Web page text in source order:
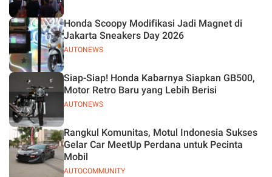
AUTONEWS
Honda Scoopy Modifikasi Jadi Magnet di
Jakarta Sneakers Day 2026
AUTONEWS
Siap-Siap! Honda Kabarnya Siapkan GB500,
Motor Retro Baru yang Lebih Berisi
AUTOCOMMUNITY
Rangkul Komunitas, Motul Indonesia Sukses
Gelar Car MeetUp Perdana untuk Pecinta
Mobil